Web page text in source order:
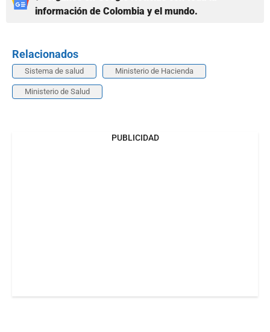
información de Colombia y el mundo.
Relacionados
Sistema de salud Ministerio de Hacienda
Ministerio de Salud
PUBLICIDAD